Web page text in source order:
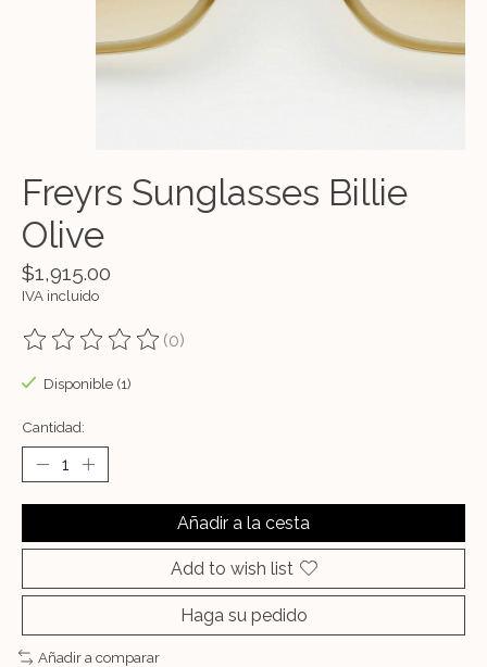
Freyrs Sunglasses Billie
Olive
$1,915.00
IVA incluido
The rating of this product is
(0)
Disponible (1)
Cantidad:
Añadir a la cesta
Add to wish list
Haga su pedido
Añadir a comparar